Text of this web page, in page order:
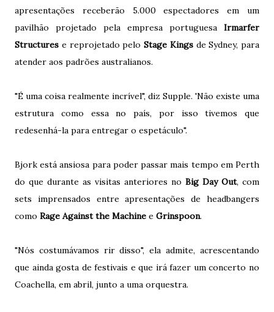
apresentações receberão 5.000 espectadores em um
pavilhão projetado pela empresa portuguesa Irmarfer
Structures e reprojetado pelo Stage Kingsde Sydney, para
atender aos padrões australianos.
"É uma coisa realmente incrível", diz Supple. 'Não existe uma
estrutura como essa no país, por isso tivemos que
redesenhá-la para entregar o espetáculo".
Bjork está ansiosa para poder passar mais tempo em Perth
do que durante as visitas anteriores no Big Day Out, com
sets imprensados ​​entre apresentações de headbangers
como Rage Against the Machine e Grinspoon.
"Nós costumávamos rir disso", ela admite, acrescentando
que ainda gosta de festivais e que irá fazer um concerto no
Coachella, em abril, junto a uma orquestra.